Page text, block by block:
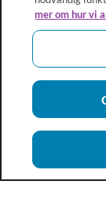
mer om hur vi